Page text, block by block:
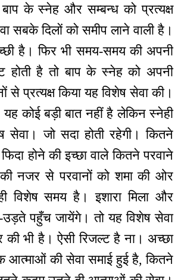
के स्नेह और सम्बन्ध को प्रत्यक्ष
सबके दिलों को समीप लाने वाली है।
है। फिर भी समय-समय की अपनी
होती है तो बाप के स्नेह को अपनी
से प्रत्यक्ष किया यह विशेष सेवा की।
यह कोई बड़ी बात नहीं है लेकिन स्नेही
सेवा। जो सदा होती रहेगी। कितने
होने की इच्छा वाले कितने परवाने
नजर से परवानों को शमा की ओर
विशेष समय है। इशारा मिला और
पहुँच जायेंगे। तो यह विशेष सेवा
भी है। ऐसी रिजल्ट है ना। अच्छा
की सेवा समाई हुई है, कितने